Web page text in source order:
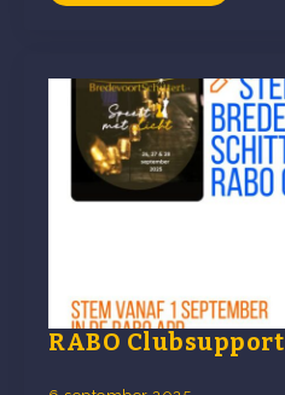
RABO Clubsupport